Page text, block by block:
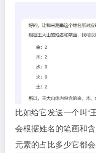
比如给它发送一个叫“
会根据姓名的笔画和
元素的占比多少它都会